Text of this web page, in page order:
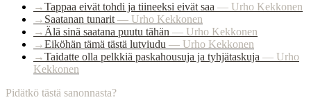
→Tappaa eivät tohdi ja tiineeksi eivät saa — Urho Kekkonen
→ Saatanan tunarit — Urho Kekkonen
→ Älä sinä saatana puutu tähän — Urho Kekkonen
→Eiköhän tämä tästä lutviudu — Urho Kekkonen
→Taidatte olla pelkkiä paskahousuja ja tyhjätaskuja — Urho
Kekkonen
Pidätkö tästä sanonnasta?